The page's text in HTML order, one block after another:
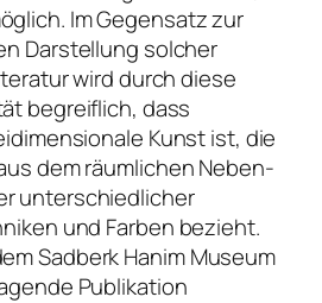
Im Gegensatz zur
Darstellung solcher
wird durch diese
begreiflich, dass
Kunst ist, die
dem räumlichen Neben-
unterschiedlicher
und Farben bezieht.
Sadberk Hanim Museum
Publikation